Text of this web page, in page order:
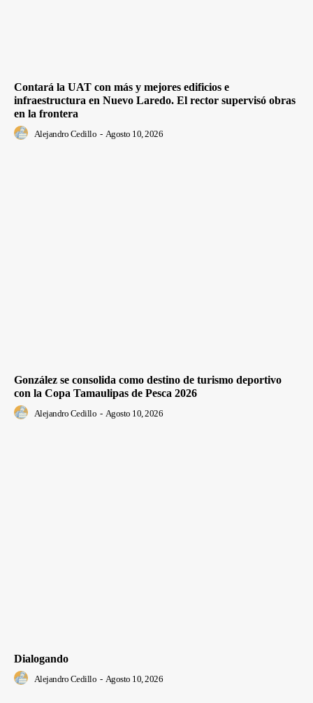
Contará la UAT con más y mejores edificios e
infraestructura en Nuevo Laredo. El rector supervisó obras
en la frontera
Alejandro Cedillo - Agosto 10, 2026
González se consolida como destino de turismo deportivo
con la Copa Tamaulipas de Pesca 2026
Alejandro Cedillo - Agosto 10, 2026
Dialogando
Alejandro Cedillo - Agosto 10, 2026